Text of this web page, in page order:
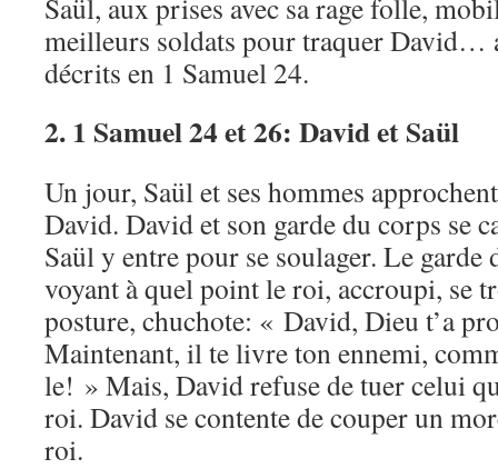
Saül, aux prises avec sa rage folle,
meilleurs soldats pour traquer David…
décrits en 1 Samuel 24.
2. 1 Samuel 24 et 26: David et Saül
Un jour, Saül et ses hommes
David. David et son garde du corps se
Saül y entre pour se soulager. Le
voyant à quel point le roi, accroupi, se
posture, chuchote: « David, Dieu t’a
Maintenant, il te livre ton ennemi,
le! » Mais, David refuse de tuer celui
roi. David se contente de couper un
roi.